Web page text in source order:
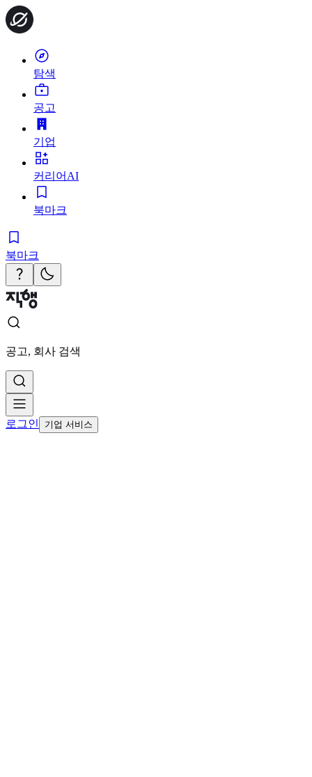
탐색
공고
기업
커리어AI
북마크
북마크
공고, 회사 검색
로그인 기업 서비스